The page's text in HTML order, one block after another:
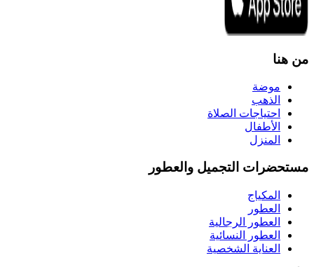
من هنا
موضة
الذهب
احتياجات الصلاة
الأطفال
المنزل
مستحضرات التجميل والعطور
المكياج
العطور
العطور الرجالية
العطور النسائية
العناية الشخصية